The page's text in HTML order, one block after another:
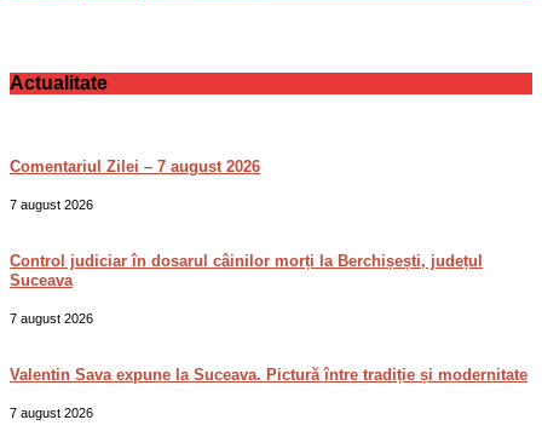
Actualitate
Comentariul Zilei – 7 august 2026
7 august 2026
Control judiciar în dosarul câinilor morți la Berchișești, județul
Suceava
7 august 2026
Valentin Sava expune la Suceava. Pictură între tradiție și modernitate
7 august 2026